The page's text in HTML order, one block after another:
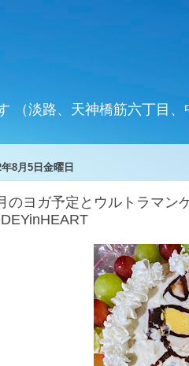
（淡路、天神橋筋六丁目、
8月5日金曜日
のヨガ予定とウルトラマ